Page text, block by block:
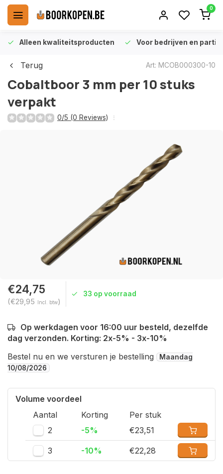
0
Alleen kwaliteitsproducten Voor bedrijven en
Terug Art: MCOB000300-10
Cobaltboor 3 mm per 10 stuks
verpakt
0/5 (0 Reviews)
€24,75
(€29,95 Incl. btw)
33 op voorraad
Op werkdagen voor 16:00 uur besteld, dezelfde
dag verzonden. Korting: 2x-5% - 3x-10%
Bestel nu en we versturen je bestelling
Maandag
10/08/2026
Volume voordeel
Aantal
Korting
Per stuk
2
-5% €23,51
3 -10% €22,28